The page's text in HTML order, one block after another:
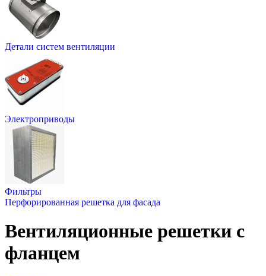
Детали систем вентиляции
Электроприводы
Фильтры
Перфорированная решетка для фасада
Вентиляционные решетки с
фланцем